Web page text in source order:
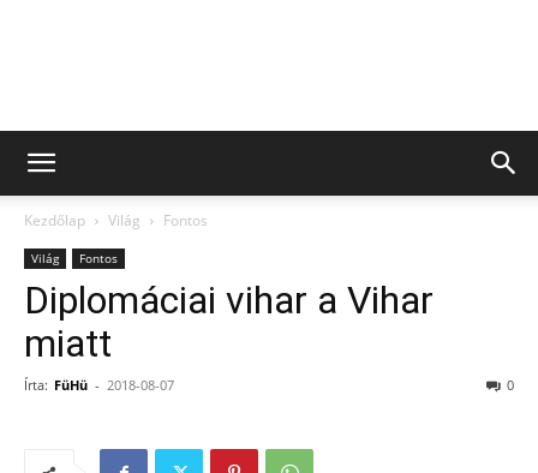
Kezdőlap Világ Fontos
Világ Fontos
Diplomáciai vihar a Vihar
miatt
Írta: FüHü - 2018-08-07 0